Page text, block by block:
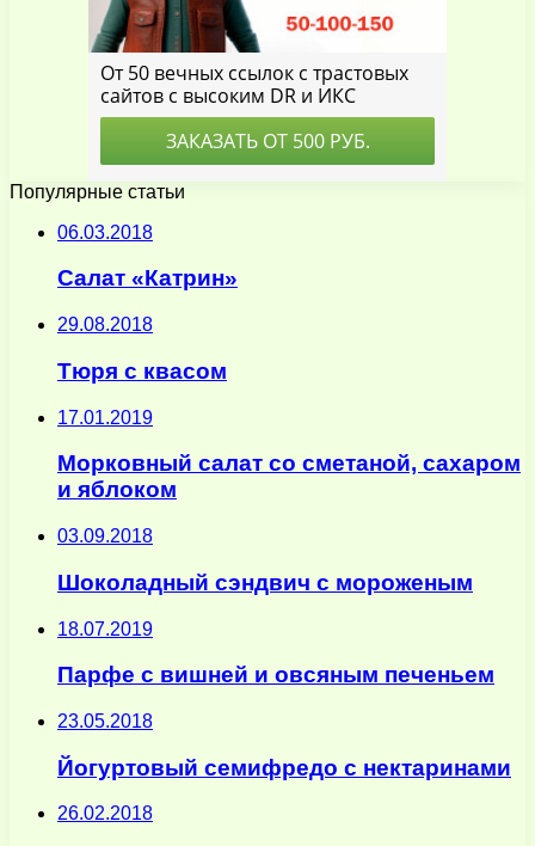
Популярные статьи
06.03.2018
Салат «Катрин»
29.08.2018
Тюря с квасом
17.01.2019
Морковный салат со сметаной, сахаром
и яблоком
03.09.2018
Шоколадный сэндвич с мороженым
18.07.2019
Парфе с вишней и овсяным печеньем
23.05.2018
Йогуртовый семифредо с нектаринами
26.02.2018